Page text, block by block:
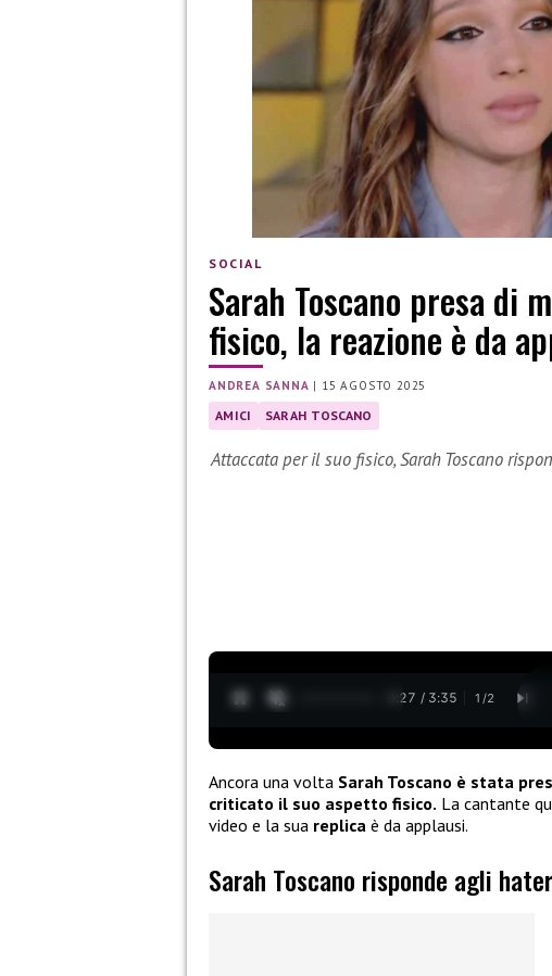
SOCIAL
Sarah Toscano presa di
fisico, la reazione è da
ANDREA SANNA | 15 AGOSTO 2025
AMICI SARAH TOSCANO
Attaccata per il suo fisico, Sarah Toscano
0:28 / 3:35 1 /2
Ancora una volta Sarah Toscano è stata
criticato il suo aspetto fisico. La cantante
video e la sua replica è da applausi.
Sarah Toscano risponde agli hater